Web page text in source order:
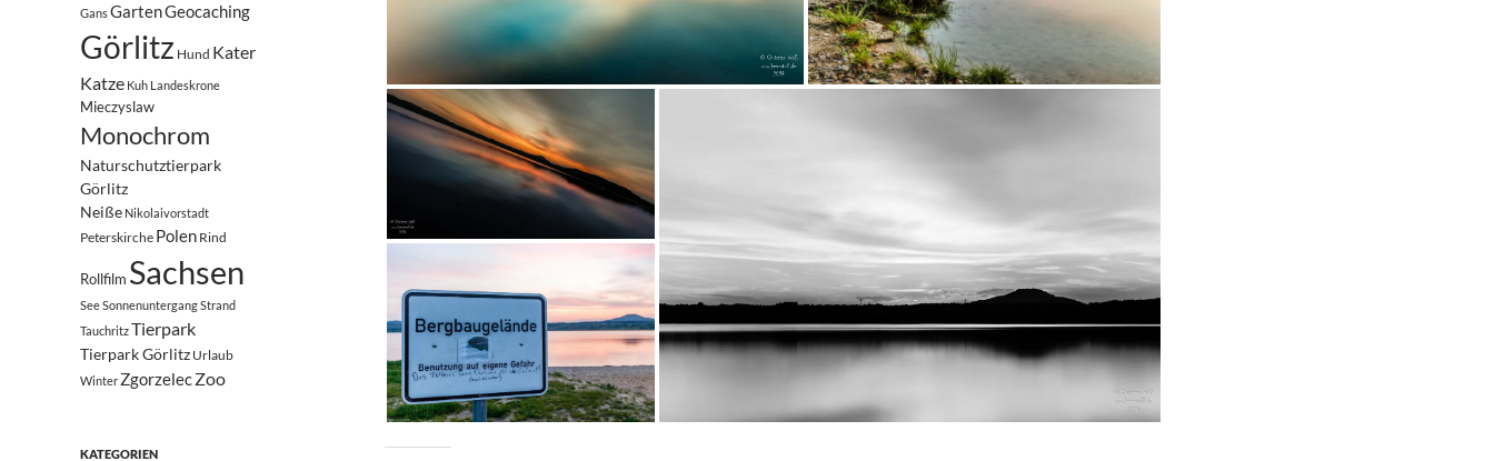
GansGartenGeocaching
Görlitz Hund Kater
Katze Kuh Landeskrone
Mieczyslaw
Monochrom
Naturschutztierpark
Görlitz
Neiße Nikolaivorstadt
Peterskirche Polen Rind
Rollfilm Sachsen
SeeSonnenuntergangStrand
TauchritzTierpark
Tierpark Görlitz Urlaub
Winter ZgorzelecZoo
KATEGORIEN